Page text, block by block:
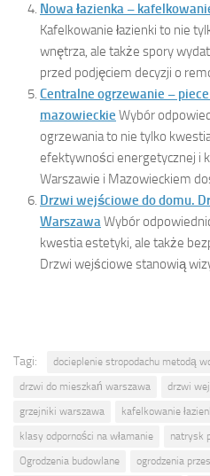
Nowa łazienka –
Kafelkowanie łazienki to nie
wnętrza, ale także spory
przed podjęciem decyzji o
Centralne ogrzewanie –
mazowieckie Wybór
ogrzewania to nie tylko
efektywności energetycznej i
Warszawie i Mazowieckiem
Drzwi wejściowe do domu.
WarszawaWybór
kwestia estetyki, ale także
Drzwi wejściowe stanowią
Tagi:
docieplenie stropodachu metodą
drzwi do mieszkań warszawa
drzwi
grzejniki warszawa
kafelkowanie
klasy odporności na włamanie
natrysk
Ogrodzenia budowlane
ogrodzenia